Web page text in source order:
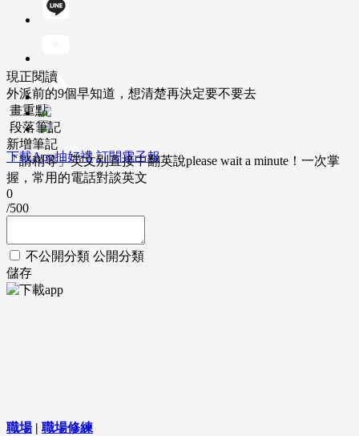
下載App抽好禮 訂閱電子報
現正閱讀
外派前的9個早知道，想清楚再決定要不要去
畫重點
段落筆記
新增筆記
「請稍等」英文別直接中翻英說please wait a minute！一次掌
握，常用的電話對談英文
0
/500
不公開分類 公開分類
儲存
職場| 職場修練